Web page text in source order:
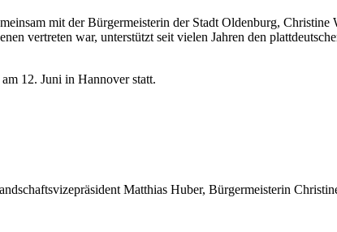
mit der Bürgermeisterin der Stadt Oldenburg,
vertreten war, unterstützt seit vielen Jahren den
12. Juni in Hannover statt.
Matthias Huber, Bürgermeisterin